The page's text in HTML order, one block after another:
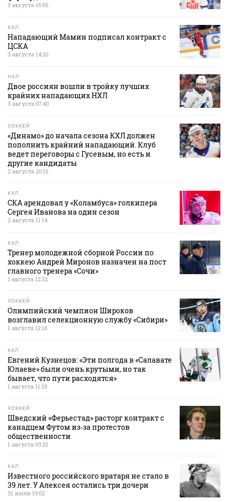
3 августа 15:06
КХЛ
Нападающий Мамин подписал контракт с
ЦСКА
3 августа 14:20
НХЛ
Двое россиян вошли в тройку лучших
крайних нападающих НХЛ
3 августа 07:40
ХОККЕЙ
«Динамо» до начала сезона КХЛ должен
пополнить крайний нападающий. Клуб
ведет переговоры с Гусевым, но есть и
другие кандидаты
2 августа 20:16
КХЛ
СКА арендовал у «Коламбуса» голкипера
Сергея Иванова на один сезон
2 августа 11:14
КХЛ
Тренер молодежной сборной России по
хоккею Андрей Миронов назначен на пост
главного тренера «Сочи»
1 августа 12:32
ХОККЕЙ
Олимпийский чемпион Широков
возглавил селекционную службу «Сибири»
1 августа 12:18
КХЛ
Евгений Кузнецов: «Эти полгода в «Салавате
Юлаеве» были очень крутыми, но так
бывает, что пути расходятся»
1 августа 11:33
ХОККЕЙ
Шведский «Ферьестад» расторг контракт с
канадцем Футом из‑за протестов
общественности
1 августа 03:25
КХЛ
Известного российского вратаря не стало в
39 лет. У Алексея остались три дочери
31 июля 19:02